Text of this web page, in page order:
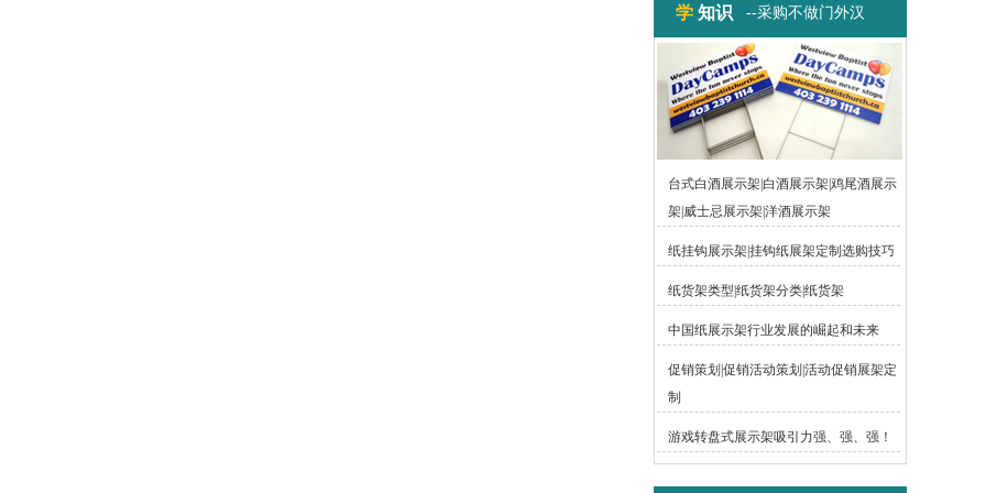
学 知识 --采购不做门外汉
台式白酒展示架|白酒展示架|鸡尾酒展示
架|威士忌展示架|洋酒展示架
纸挂钩展示架|挂钩纸展架定制选购技巧
纸货架类型|纸货架分类|纸货架
中国纸展示架行业发展的崛起和未来
促销策划|促销活动策划|活动促销展架定
制
游戏转盘式展示架吸引力强、强、强！